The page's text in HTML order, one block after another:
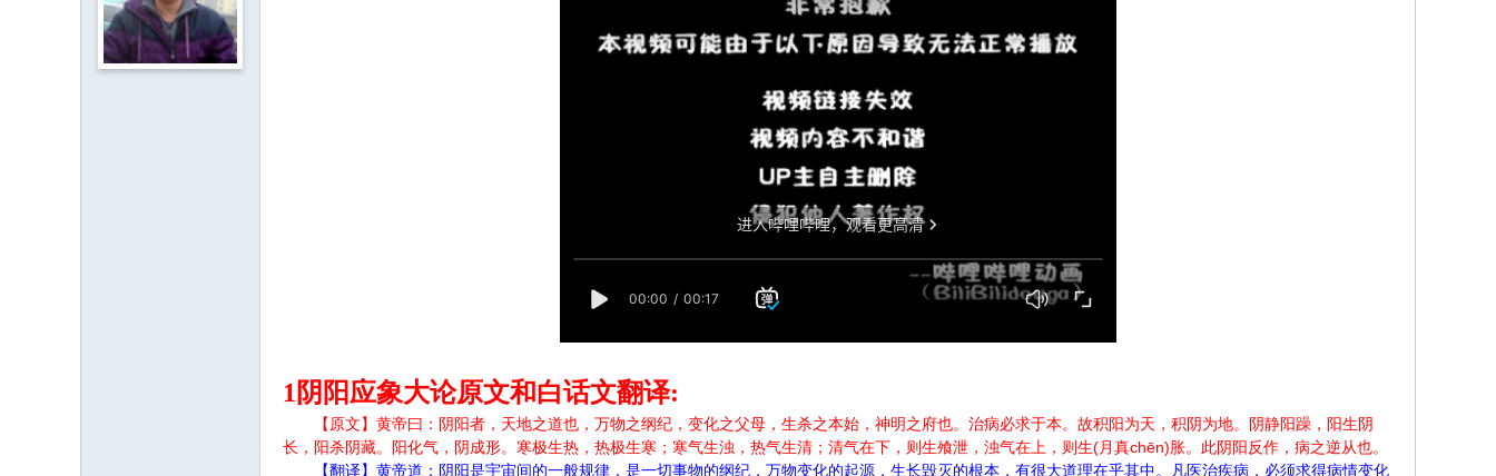
1阴阳应象大论原文和白话文翻译:
【原文】黄帝曰：阴阳者，天地之道也，万物之纲纪，变化之父母，生杀之本始，神明之府也。治病必求于本。故积阳为天，积阴为地。阴静阳躁，阳生阴
长，阳杀阴藏。阳化气，阴成形。寒极生热，热极生寒；寒气生浊，热气生清；清气在下，则生飧泄，浊气在上，则生(月真chēn)胀。此阴阳反作，病之逆从也。
【翻译】黄帝道：阴阳是宇宙间的一般规律，是一切事物的纲纪，万物变化的起源，生长毁灭的根本，有很大道理在乎其中。凡医治疾病，必须求得病情变化